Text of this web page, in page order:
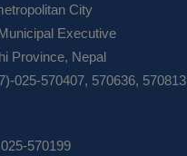
City
Executive
Province, Nepal
025-570407, 570636, 570813
570199